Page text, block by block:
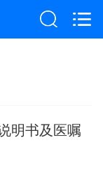
明书及医嘱